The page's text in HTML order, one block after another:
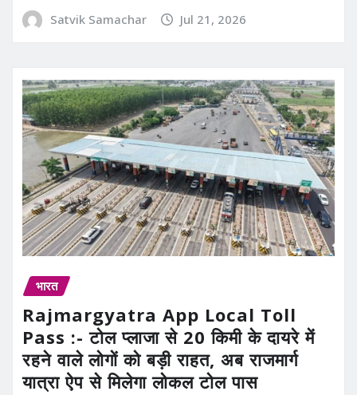
Satvik Samachar Jul 21, 2026
भारत
Rajmargyatra App Local Toll
Pass :- टोल प्लाजा से 20 किमी के दायरे में
रहने वाले लोगों को बड़ी राहत, अब राजमार्ग
यात्रा ऐप से मिलेगा लोकल टोल पास